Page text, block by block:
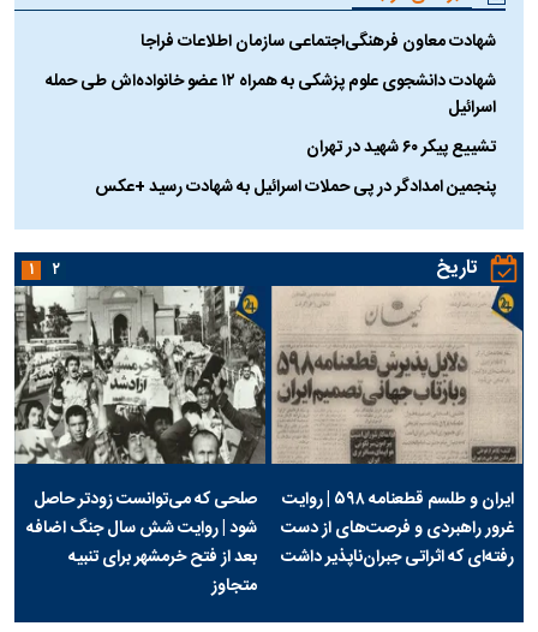
شهادت معاون فرهنگی‌اجتماعی سازمان اطلاعات فراجا
شهادت دانشجوی علوم پزشکی به همراه ۱۲ عضو خانواده‌اش طی حمله
اسرائیل
تشییع پیکر ۶۰ شهید در تهران
پنجمین امدادگر در پی حملات اسرائیل به شهادت رسید +عکس
تاریخ
ایران و طلسم قطعنامه ۵۹۸ | روایت
غرور راهبردی و فرصت‌های از دست
رفته‌ای که اثراتی جبران‌ناپذیر داشت
صلحی که می‌توانست زودتر حاصل
شود | روایت شش سال جنگ اضافه
بعد از فتح خرمشهر برای تنبیه
متجاوز
۱ ۲